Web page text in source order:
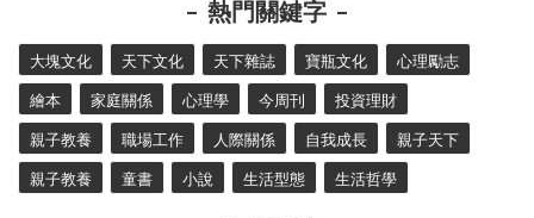
熱門關鍵字
大塊文化 天下文化 天下雜誌 寶瓶文化 心理勵志
繪本 家庭關係 心理學 今周刊 投資理財
親子教養 職場工作 人際關係 自我成長 親子天下
親子教養 童書 小說 生活型態 生活哲學